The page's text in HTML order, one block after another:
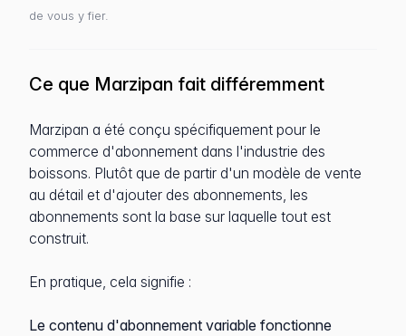
de vous y fier.
Ce que Marzipan fait différemment
Marzipan a été conçu spécifiquement pour le
commerce d'abonnement dans l'industrie des
boissons. Plutôt que de partir d'un modèle de vente
au détail et d'ajouter des abonnements, les
abonnements sont la base sur laquelle tout est
construit.
En pratique, cela signifie :
Le contenu d'abonnement variable fonctionne